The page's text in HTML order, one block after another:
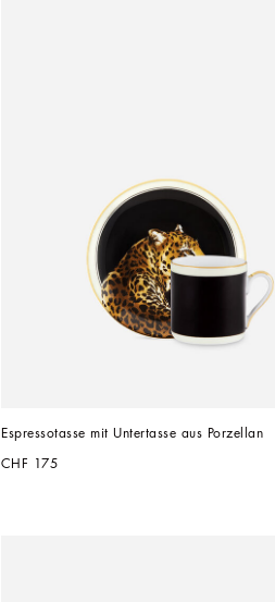
Espressotasse mit Untertasse aus Porzellan
CHF 175